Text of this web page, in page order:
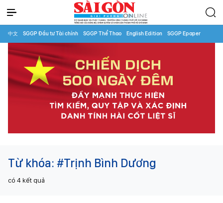
中文 SGGP Đầu tư Tài chính SGGP Thể Thao English Edition SGGP Epaper
Từ khóa: #Trịnh Bình Dương
có 4 kết quả